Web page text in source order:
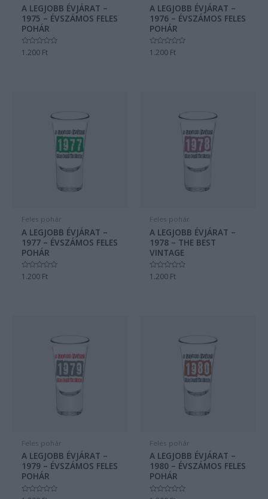
A LEGJOBB ÉVJÁRAT –
1975 – ÉVSZÁMOS FELES
POHÁR
Értékelés:
0
1.200 Ft
A LEGJOBB ÉVJÁRAT –
1976 – ÉVSZÁMOS FELES
POHÁR
Értékelés:
0
1.200 Ft
Feles pohár
A LEGJOBB ÉVJÁRAT –
1977 – ÉVSZÁMOS FELES
POHÁR
Értékelés:
0
1.200 Ft
Feles pohár
A LEGJOBB ÉVJÁRAT –
1978 – THE BEST
VINTAGE
Értékelés:
0
1.200 Ft
Feles pohár
A LEGJOBB ÉVJÁRAT –
1979 – ÉVSZÁMOS FELES
POHÁR
Feles pohár
A LEGJOBB ÉVJÁRAT –
1980 – ÉVSZÁMOS FELES
POHÁR